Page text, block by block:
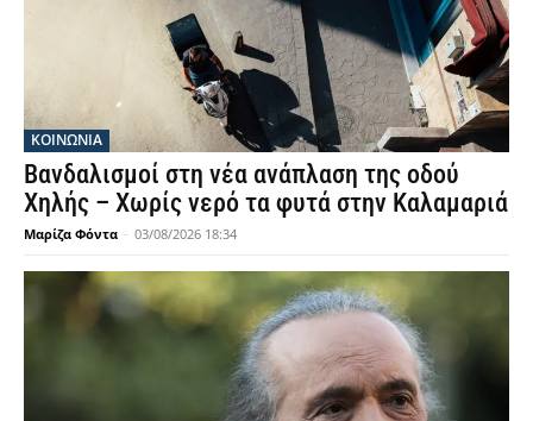
ΚΟΙΝΩΝΙΑ
Βανδαλισμοί στη νέα ανάπλαση της οδού
Χηλής – Χωρίς νερό τα φυτά στην Καλαμαριά
Μαρίζα Φόντα - 03/08/2026 18:34